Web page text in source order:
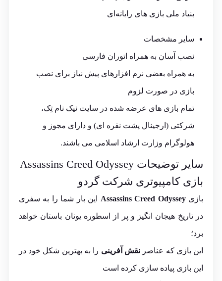
بنیاد ملی بازی های رایانه‌ای
سایر مشخصات
نصب آسان به همراه اتوران فارسی
به همراه بعضی نرم افزارهای پیش نیاز برای نصب
بازی در صورت لزوم
تمام بازی های عرضه شده در سایت نیک نام تِک،
شرکتی (ارجینال پشت نقره ای) و دارای مجوز و
هولوگرام وزارت ارشاد اسلامی می باشند.
سایر توضیحات Assassins Creed Odyssey
بازی کامپیوتری شرکت گردو
بازیAssassins Creed Odyssey این بار شما را به سفری
در تاریخ هیجان انگیز و پر از اسطوره یونان باستان خواهد
برد؛
این بازی که عناصرنقش آفرینی را به بهترین شکل خود در
این بازی پیاده سازی کرده است